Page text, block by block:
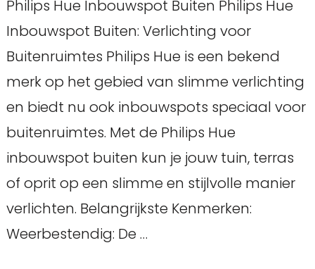
Philips Hue Inbouwspot Buiten Philips Hue
Inbouwspot Buiten: Verlichting voor
Buitenruimtes Philips Hue is een bekend
merk op het gebied van slimme verlichting
en biedt nu ook inbouwspots speciaal voor
buitenruimtes. Met de Philips Hue
inbouwspot buiten kun je jouw tuin, terras
of oprit op een slimme en stijlvolle manier
verlichten. Belangrijkste Kenmerken:
Weerbestendig: De …